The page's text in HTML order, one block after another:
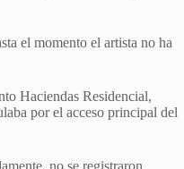
el momento el artista no ha
Haciendas Residencial,
por el acceso principal del
no se registraron